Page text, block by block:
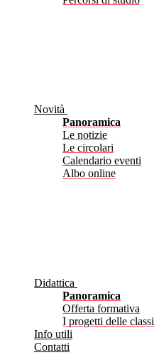
Novità
Panoramica
Le notizie
Le circolari
Calendario eventi
Albo online
Didattica
Panoramica
Offerta formativa
I progetti delle classi
Info utili
Contatti